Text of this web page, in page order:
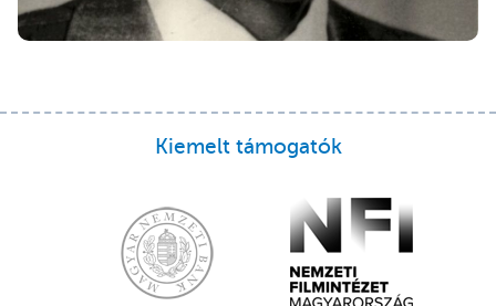
Kiemelt támogatók